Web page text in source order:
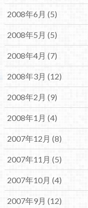
2008年6月 (5)
2008年5月 (5)
2008年4月 (7)
2008年3月 (12)
2008年2月 (9)
2008年1月 (4)
2007年12月 (8)
2007年11月 (5)
2007年10月 (4)
2007年9月 (12)